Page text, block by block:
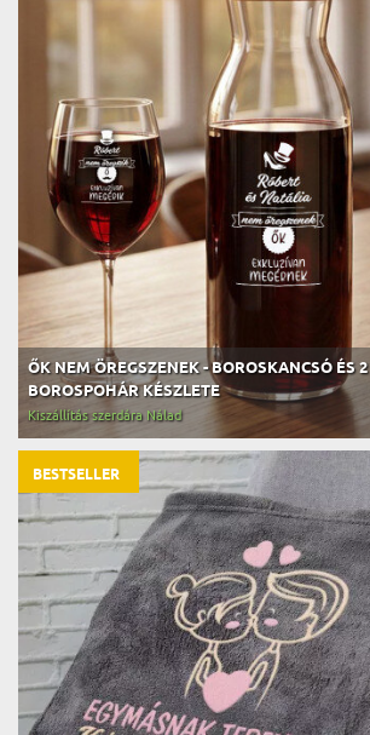
ŐK NEM ÖREGSZENEK - BOROSKANCSÓ ÉS 2
BOROSPOHÁR KÉSZLETE
Kiszállítás szerdára Nálad
BESTSELLER